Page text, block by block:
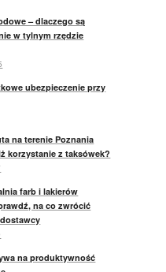
– dlaczego są
w tylnym rzędzie
ubezpieczenie przy
na terenie Poznania
korzystanie z taksówek?
farb i lakierów
na co zwrócić
na produktywność